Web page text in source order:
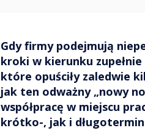
Gdy firmy podejmują
kroki w kierunku
które opuściły zaledwie
jak ten odważny „nowy
współpracę w miejscu
krótko-, jak i